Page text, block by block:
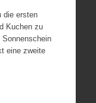
die ersten
Kuchen zu
eine zweite